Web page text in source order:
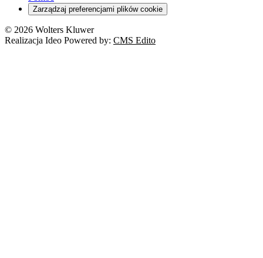
Franczyza
Prawo autorskie
Zarządzaj preferencjami plików cookie
© 2026 Wolters Kluwer
Realizacja Ideo Powered by: CMS Edito